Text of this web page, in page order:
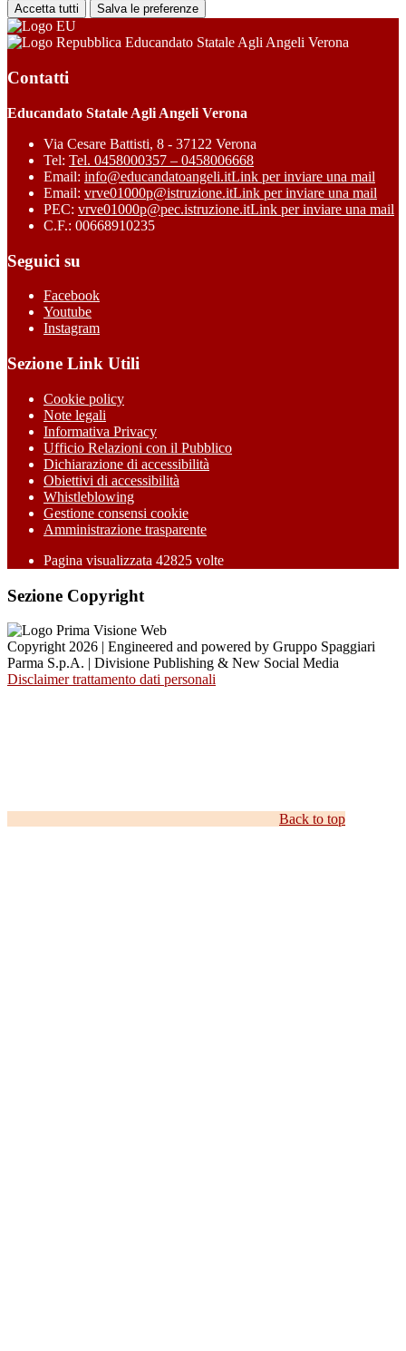
Accetta tutti Salva le preferenze
Educandato Statale Agli Angeli Verona
Contatti
Educandato Statale Agli Angeli Verona
Via Cesare Battisti, 8 - 37122 Verona
Tel: Tel. 0458000357 – 0458006668
Email: info@educandatoangeli.itLink per inviare una mail
Email: vrve01000p@istruzione.itLink per inviare una mail
PEC: vrve01000p@pec.istruzione.itLink per inviare una mail
C.F.: 00668910235
Seguici su
Facebook
Youtube
Instagram
Sezione Link Utili
Cookie policy
Note legali
Informativa Privacy
Ufficio Relazioni con il Pubblico
Dichiarazione di accessibilità
Obiettivi di accessibilità
Whistleblowing
Gestione consensi cookie
Amministrazione trasparente
Pagina visualizzata 42825 volte
Sezione Copyright
Copyright 2026 | Engineered and powered by Gruppo Spaggiari
Parma S.p.A. | Divisione Publishing & New Social Media
Disclaimer trattamento dati personali
Back to top